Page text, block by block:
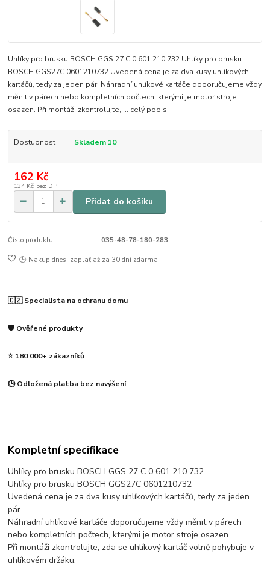
Uhlíky pro brusku BOSCH GGS 27 C 0 601 210 732 Uhlíky pro brusku
BOSCH GGS27C 0601210732 Uvedená cena je za dva kusy uhlíkových
kartáčů, tedy za jeden pár. Náhradní uhlíkové kartáče doporučujeme vždy
měnit v párech nebo kompletních počtech, kterými je motor stroje
osazen. Při montáži zkontrolujte, ... celý popis
Dostupnost Skladem 10
162 Kč
134 Kč bez DPH
Přidat do košíku
Číslo produktu: 035-48-78-180-283
🕒 Nakup dnes, zaplať až za 30 dní zdarma
🇨🇿 Specialista na ochranu domu
🛡️ Ověřené produkty
⭐ 180 000+ zákazníků
🕒 Odložená platba bez navýšení
Kompletní specifikace
Uhlíky pro brusku BOSCH GGS 27 C 0 601 210 732
Uhlíky pro brusku BOSCH GGS27C 0601210732
Uvedená cena je za dva kusy uhlíkových kartáčů, tedy za jeden
pár.
Náhradní uhlíkové kartáče doporučujeme vždy měnit v párech
nebo kompletních počtech, kterými je motor stroje osazen.
Při montáži zkontrolujte, zda se uhlíkový kartáč volně pohybuje v
uhlíkovém držáku.